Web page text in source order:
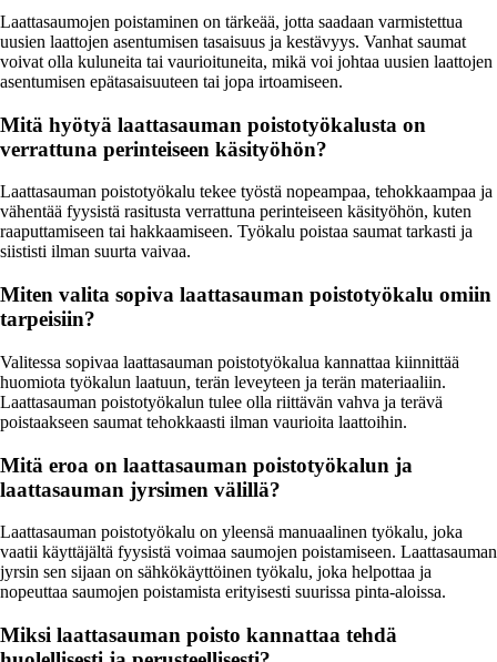
Laattasaumojen poistaminen on tärkeää, jotta saadaan varmistettua
uusien laattojen asentumisen tasaisuus ja kestävyys. Vanhat saumat
voivat olla kuluneita tai vaurioituneita, mikä voi johtaa uusien laattojen
asentumisen epätasaisuuteen tai jopa irtoamiseen.
Mitä hyötyä laattasauman poistotyökalusta on
verrattuna perinteiseen käsityöhön?
Laattasauman poistotyökalu tekee työstä nopeampaa, tehokkaampaa ja
vähentää fyysistä rasitusta verrattuna perinteiseen käsityöhön, kuten
raaputtamiseen tai hakkaamiseen. Työkalu poistaa saumat tarkasti ja
siististi ilman suurta vaivaa.
Miten valita sopiva laattasauman poistotyökalu omiin
tarpeisiin?
Valitessa sopivaa laattasauman poistotyökalua kannattaa kiinnittää
huomiota työkalun laatuun, terän leveyteen ja terän materiaaliin.
Laattasauman poistotyökalun tulee olla riittävän vahva ja terävä
poistaakseen saumat tehokkaasti ilman vaurioita laattoihin.
Mitä eroa on laattasauman poistotyökalun ja
laattasauman jyrsimen välillä?
Laattasauman poistotyökalu on yleensä manuaalinen työkalu, joka
vaatii käyttäjältä fyysistä voimaa saumojen poistamiseen. Laattasauman
jyrsin sen sijaan on sähkökäyttöinen työkalu, joka helpottaa ja
nopeuttaa saumojen poistamista erityisesti suurissa pinta-aloissa.
Miksi laattasauman poisto kannattaa tehdä